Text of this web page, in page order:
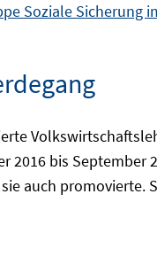
Soziale Sicherung
2016 bis
auch promovierte.